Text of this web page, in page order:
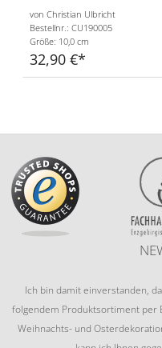
von Christian Ulbricht
Bestellnr.: CU190005
Größe: 10,0 cm
32,90 €
Ich bin damit einverstanden,
folgendem Produktsortiment per
Weihnachts- und